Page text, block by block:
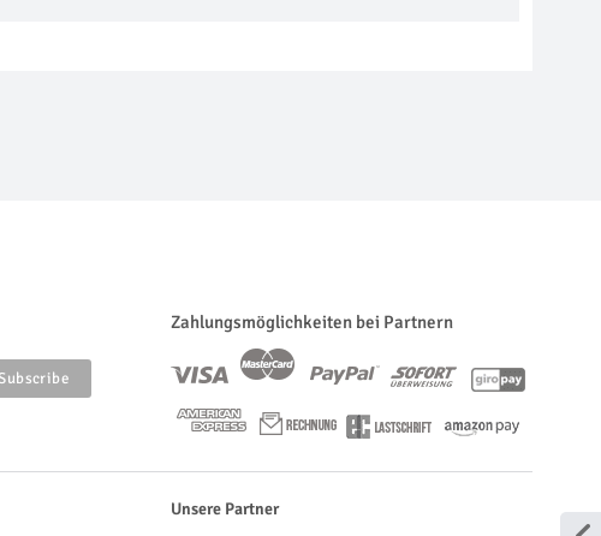
Zahlungsmöglichkeiten bei Partnern
Unsere Partner